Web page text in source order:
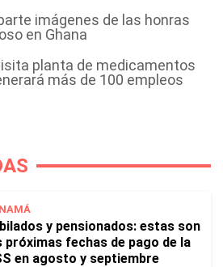
imágenes de las honras
en Ghana
planta de medicamentos
más de 100 empleos
y pensionados: estas son
próximas fechas de pago de la
en agosto y septiembre